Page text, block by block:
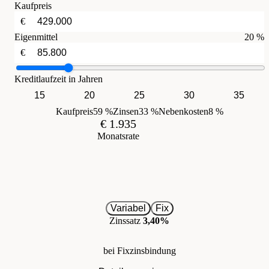
Kaufpreis
€
Eigenmittel
20 %
€
Kreditlaufzeit in Jahren
15
20 25 30
35
Kaufpreis59 %Zinsen33 %Nebenkosten8 %
€ 1.935
Monatsrate
Variabel
Fix
Zinssatz 3,40%
bei Fixzinsbindung